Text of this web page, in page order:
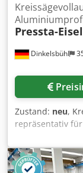
Dinkelsbühl
Pressta-
Zustand: neu,
repräsentativ
Fenster- und
Anlagenbau,
Kunststoffprofile